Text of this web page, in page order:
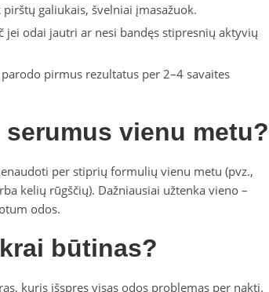
galiukais, švelniai įmasažuok.
jei odai jautri ar nesi bandęs stipresnių aktyvių
pirmus rezultatus per 2–4 savaites
vienu metu?
per stiprių formulių vienu metu (pvz.,
kelių rūgščių). Dažniausiai užtenka vieno –
odos.
būtinas?
kuris išspręs visas odos problemas per naktį.